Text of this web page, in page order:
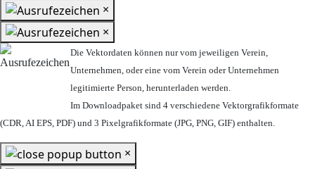
×
×
Die Vektordaten können nur vom jeweiligen Verein,
Unternehmen, oder eine vom Verein oder Unternehmen
legitimierte Person, herunterladen werden.
Im Downloadpaket sind 4 verschiedene Vektorgrafikformate
(CDR, AI EPS, PDF) und 3 Pixelgrafikformate (JPG, PNG, GIF) enthalten.
×